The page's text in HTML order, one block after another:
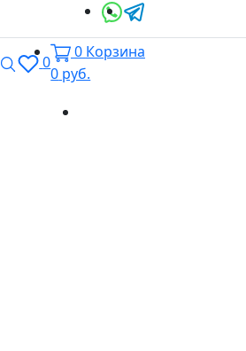
ВходПоиск
0
0 Корзина
0 руб.